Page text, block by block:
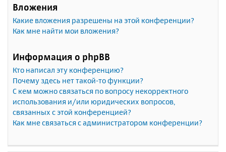
Вложения
Какие вложения разрешены на этой конференции?
Как мне найти мои вложения?
Информация о phpBB
Кто написал эту конференцию?
Почему здесь нет такой-то функции?
С кем можно связаться по вопросу некорректного
использования и/или юридических вопросов,
связанных с этой конференцией?
Как мне связаться с администратором конференции?